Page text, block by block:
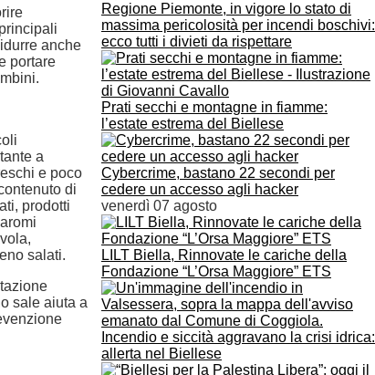
Regione Piemonte, in vigore lo stato di
massima pericolosità per incendi boschivi:
ecco tutti i divieti da rispettare
Prati secchi e montagne in fiamme:
l’estate estrema del Biellese
Cybercrime, bastano 22 secondi per
cedere un accesso agli hacker
venerdì 07 agosto
LILT Biella, Rinnovate le cariche della
Fondazione “L’Orsa Maggiore” ETS
Incendio e siccità aggravano la crisi idrica:
allerta nel Biellese
anche
portare
a
e poco
di
prodotti
salati.
sale aiuta a